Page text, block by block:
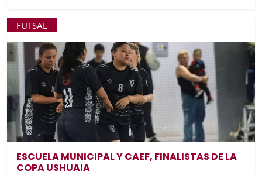
FUTSAL
ESCUELA MUNICIPAL Y CAEF, FINALISTAS DE LA
COPA USHUAIA